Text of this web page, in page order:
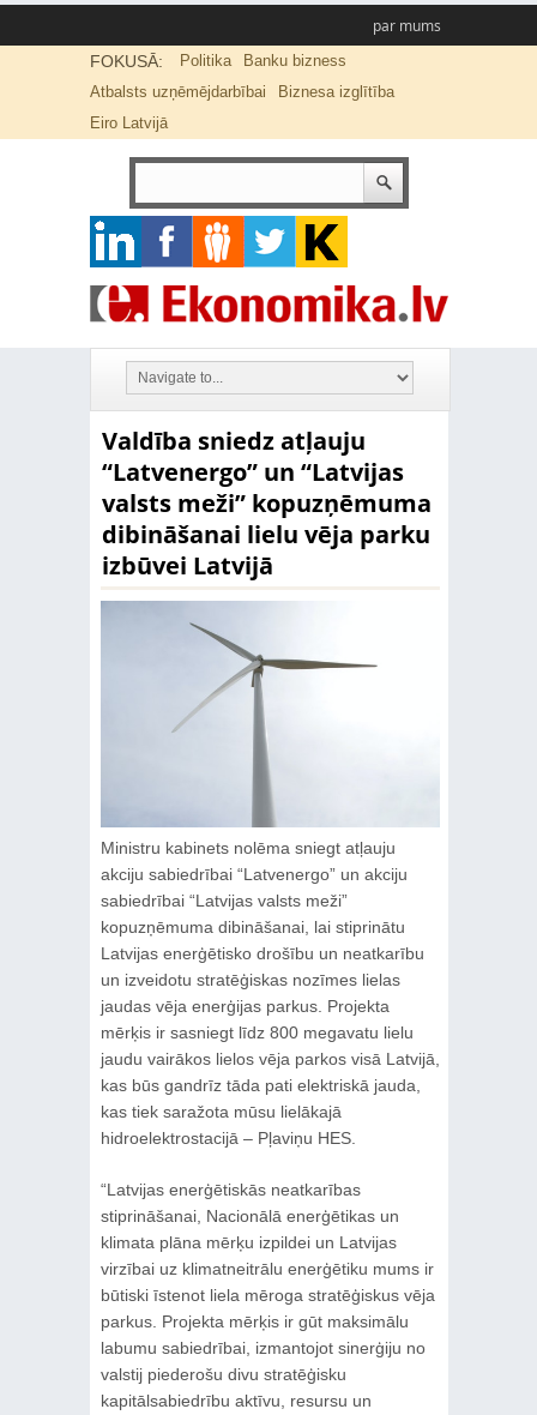
par mums
FOKUSĀ: Politika
Banku bizness
Atbalsts uzņēmējdarbībai
Biznesa izglītība
Eiro Latvijā
Valdība sniedz atļauju
“Latvenergo” un “Latvijas
valsts meži” kopuzņēmuma
dibināšanai lielu vēja parku
izbūvei Latvijā
Ministru kabinets nolēma sniegt atļauju
akciju sabiedrībai “Latvenergo” un akciju
sabiedrībai “Latvijas valsts meži”
kopuzņēmuma dibināšanai, lai stiprinātu
Latvijas enerģētisko drošību un neatkarību
un izveidotu stratēģiskas nozīmes lielas
jaudas vēja enerģijas parkus. Projekta
mērķis ir sasniegt līdz 800 megavatu lielu
jaudu vairākos lielos vēja parkos visā Latvijā,
kas būs gandrīz tāda pati elektriskā jauda,
kas tiek saražota mūsu lielākajā
hidroelektrostacijā – Pļaviņu HES.
“Latvijas enerģētiskās neatkarības
stiprināšanai, Nacionālā enerģētikas un
klimata plāna mērķu izpildei un Latvijas
virzībai uz klimatneitrālu enerģētiku mums ir
būtiski īstenot liela mēroga stratēģiskus vēja
parkus. Projekta mērķis ir gūt maksimālu
labumu sabiedrībai, izmantojot sinerģiju no
valstij piederošu divu stratēģisku
kapitālsabiedrību aktīvu, resursu un